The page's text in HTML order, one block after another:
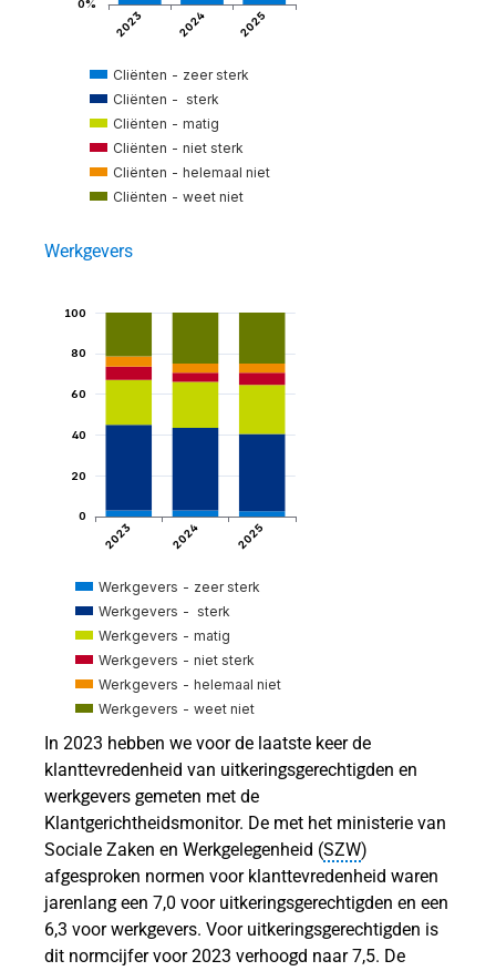
0%
2023 2024 2025
Cliënten - zeer sterk
Cliënten -  sterk
Cliënten - matig
Cliënten - niet sterk
Cliënten - helemaal niet
Cliënten - weet niet
Werkgevers
0
20
40
60
80
100
2023 2024 2025
Werkgevers - zeer sterk
Werkgevers -  sterk
Werkgevers - matig
Werkgevers - niet sterk
Werkgevers - helemaal niet
Werkgevers - weet niet
In 2023 hebben we voor de laatste keer de
klanttevredenheid van uitkeringsgerechtigden en
werkgevers gemeten met de
Klantgerichtheidsmonitor. De met het ministerie van
Sociale Zaken en Werkgelegenheid (SZW)
afgesproken normen voor klanttevredenheid waren
jarenlang een 7,0 voor uitkeringsgerechtigden en een
6,3 voor werkgevers. Voor uitkeringsgerechtigden is
dit normcijfer voor 2023 verhoogd naar 7,5. De